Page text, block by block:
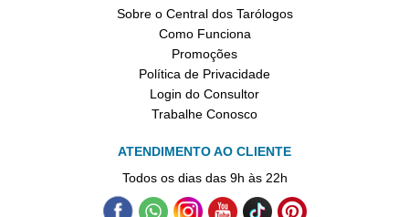
Sobre o Central dos Tarólogos
Como Funciona
Promoções
Política de Privacidade
Login do Consultor
Trabalhe Conosco
ATENDIMENTO AO CLIENTE
Todos os dias das 9h às 22h